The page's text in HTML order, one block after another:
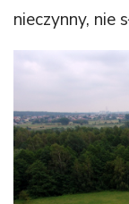
nieczynny, nie